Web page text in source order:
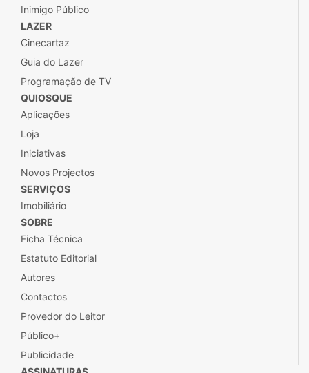
P3
Inimigo Público
LAZER
Cinecartaz
Guia do Lazer
Programação de TV
QUIOSQUE
Aplicações
Loja
Iniciativas
Novos Projectos
SERVIÇOS
Imobiliário
SOBRE
Ficha Técnica
Estatuto Editorial
Autores
Contactos
Provedor do Leitor
Público+